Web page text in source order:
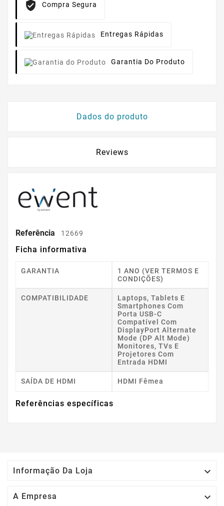
Compra Segura
Entregas Rápidas
Garantia Do Produto
Dados do produto
Reviews
Referência 12669
Ficha informativa
GARANTIA
1 ANO (VER TERMOS E
CONDIÇÕES)
COMPATIBILIDADE
Laptops, Tablets E
Smartphones Com
Porta USB-C
Compatível Com
DisplayPort Alternate
Mode (DP Alt Mode)
Monitores, TVs E
Projetores Com
Entrada HDMI
SAÍDA DE HDMI HDMI Fêmea
Referências específicas
Informação Da Loja 
A Empresa 